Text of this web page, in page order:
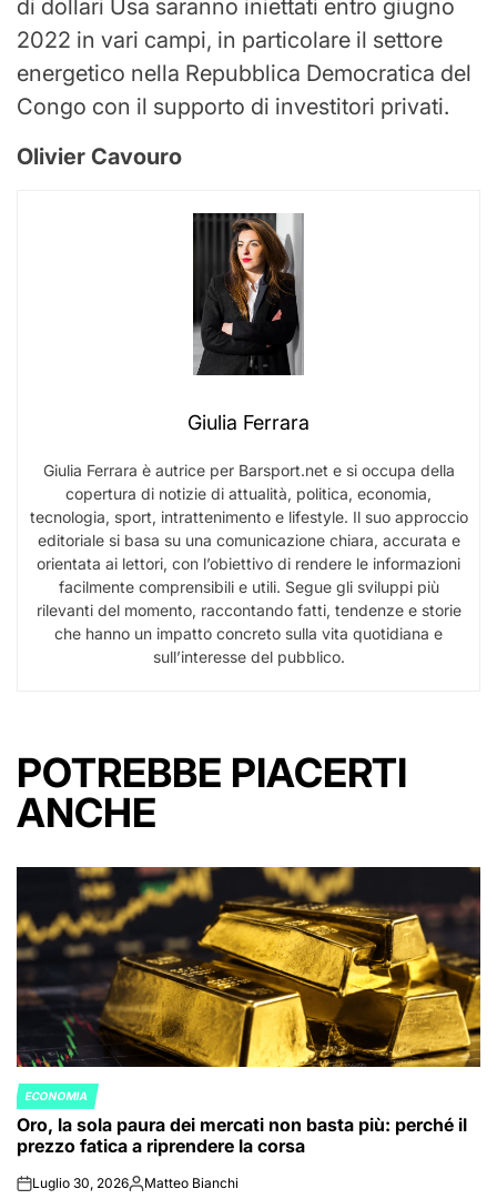
di dollari Usa saranno iniettati entro giugno
2022 in vari campi, in particolare il settore
energetico nella Repubblica Democratica del
Congo con il supporto di investitori privati.
Olivier Cavouro
Giulia Ferrara
Giulia Ferrara è autrice per Barsport.net e si occupa della
copertura di notizie di attualità, politica, economia,
tecnologia, sport, intrattenimento e lifestyle. Il suo approccio
editoriale si basa su una comunicazione chiara, accurata e
orientata ai lettori, con l’obiettivo di rendere le informazioni
facilmente comprensibili e utili. Segue gli sviluppi più
rilevanti del momento, raccontando fatti, tendenze e storie
che hanno un impatto concreto sulla vita quotidiana e
sull’interesse del pubblico.
POTREBBE PIACERTI
ANCHE
POSTED
IN
ECONOMIA
Oro, la sola paura dei mercati non basta più: perché il
prezzo fatica a riprendere la corsa
onLuglio 30, 2026Posted
Matteo Bianchi